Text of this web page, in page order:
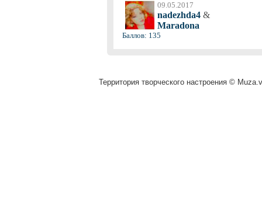
09.05.2017
nadezhda4 &
Maradona
Баллов: 135
Территория творческого настроения ©